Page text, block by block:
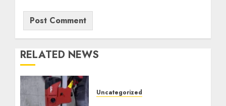
RELATED NEWS
Uncategorized